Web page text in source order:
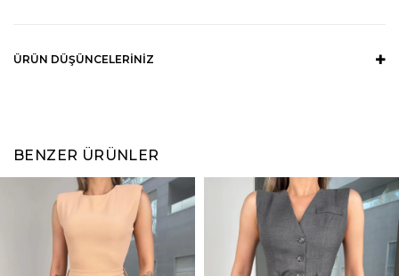
ÜRÜN DÜŞÜNCELERINIZ
BENZER ÜRÜNLER